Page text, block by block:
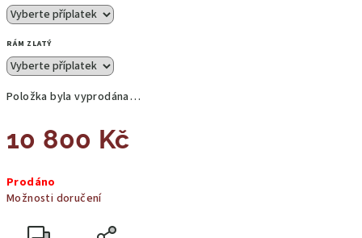
RÁM ZLATÝ
Položka byla vyprodána…
10 800 Kč
cena:
Prodáno
Možnosti doručení